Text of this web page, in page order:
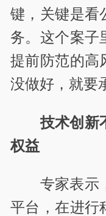
键，关键是看
务。这个案子
提前防范的高
没做好，就要
技术创新
权益
专家表示
平台，在进行